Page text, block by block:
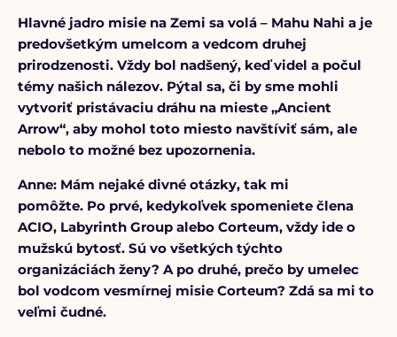
Hlavné jadro misie na Zemi sa volá – Mahu Nahi a je
predovšetkým umelcom a vedcom druhej
prirodzenosti. Vždy bol nadšený, keď videl a počul
témy našich nálezov. Pýtal sa, či by sme mohli
vytvoriť pristávaciu dráhu na mieste „Ancient
Arrow“, aby mohol toto miesto navštíviť sám, ale
nebolo to možné bez upozornenia.
Anne: Mám nejaké divné otázky, tak mi
pomôžte. Po prvé, kedykoľvek spomeniete člena
ACIO, Labyrinth Group alebo Corteum, vždy ide o
mužskú bytosť. Sú vo všetkých týchto
organizáciách ženy? A po druhé, prečo by umelec
bol vodcom vesmírnej misie Corteum? Zdá sa mi to
veľmi čudné.